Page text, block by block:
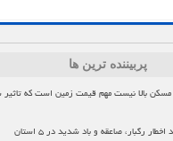
پربیننده ترین ها
مسکن بالا نیست مهم قیمت زمین است که
رگبار، صاعقه و باد شدید در ۵ استان